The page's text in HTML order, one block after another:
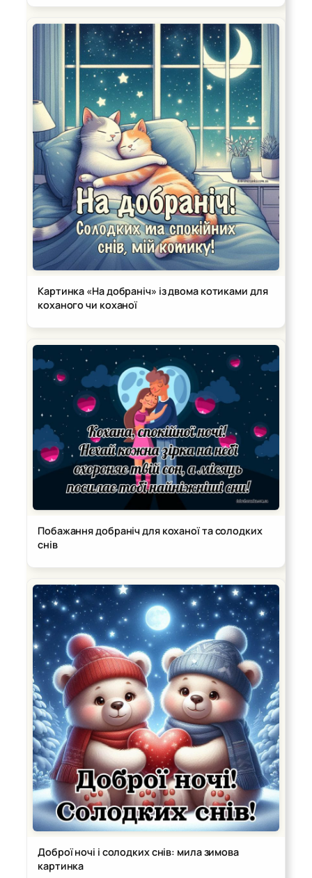
Картинка «На добраніч» із двома котиками для
коханого чи коханої
Побажання добраніч для коханої та солодких
снів
Доброї ночі і солодких снів: мила зимова
картинка